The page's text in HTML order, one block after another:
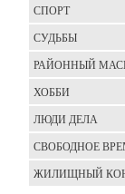
СПОРТ
СУДЬБЫ
РАЙОННЫЙ
ХОББИ
ЛЮДИ ДЕЛА
СВОБОДНОЕ
ЖИЛИЩНЫЙ